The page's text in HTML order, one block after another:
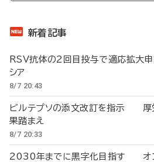
新着記事
RSV抗体の2回目投与で適応拡大
シア
8/7 20:43
ビルテプソの添文改訂を指示 厚
果踏まえ
8/7 20:33
2030年までに黒字化目指す オン